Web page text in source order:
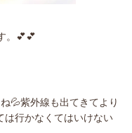
。💕💕
💦紫外線も出てきてより
は行かなくてはいけない